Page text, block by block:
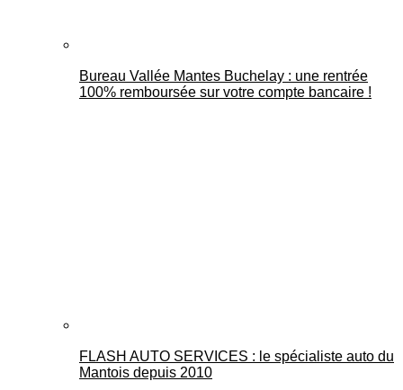
Bureau Vallée Mantes Buchelay : une rentrée
100% remboursée sur votre compte bancaire !
FLASH AUTO SERVICES : le spécialiste auto du
Mantois depuis 2010